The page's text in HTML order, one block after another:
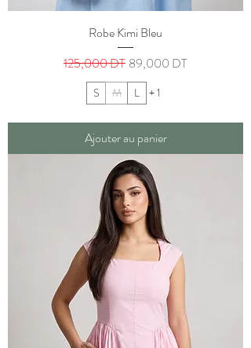
Robe Kimi Bleu
Prix original
125,000 DT Prix promotionnel
89,000 DT
S M L + 1
Ajouter au panier